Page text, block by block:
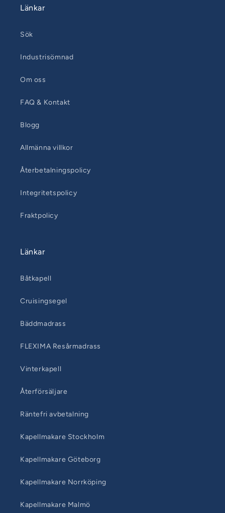
Länkar
Sök
Industrisömnad
Om oss
FAQ & Kontakt
Blogg
Allmänna villkor
Återbetalningspolicy
Integritetspolicy
Fraktpolicy
Länkar
Båtkapell
Cruisingsegel
Bäddmadrass
FLEXIMA Resårmadrass
Vinterkapell
Återförsäljare
Räntefri avbetalning
Kapellmakare Stockholm
Kapellmakare Göteborg
Kapellmakare Norrköping
Kapellmakare Malmö